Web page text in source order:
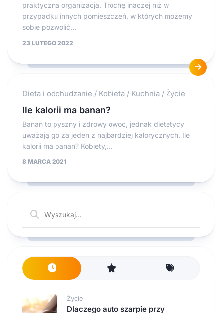
praktyczna organizacja. Trochę inaczej niż w
przypadku innych pomieszczeń, w których możemy
sobie pozwolić...
23 LUTEGO 2022
Dieta i odchudzanie / Kobieta / Kuchnia / Życie
Ile kalorii ma banan?
Banan to pyszny i zdrowy owoc, jednak dietetycy
uważają go za jeden z najbardziej kalorycznych. Ile
kalorii ma banan? Kobiety,...
8 MARCA 2021
Życie
Dlaczego auto szarpie przy